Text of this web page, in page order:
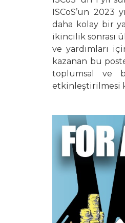
ISCoS’un 2023
daha kolay bir
ikincilik sonrası
ve yardımları
kazanan bu
toplumsal ve
etkinleştirilmesi